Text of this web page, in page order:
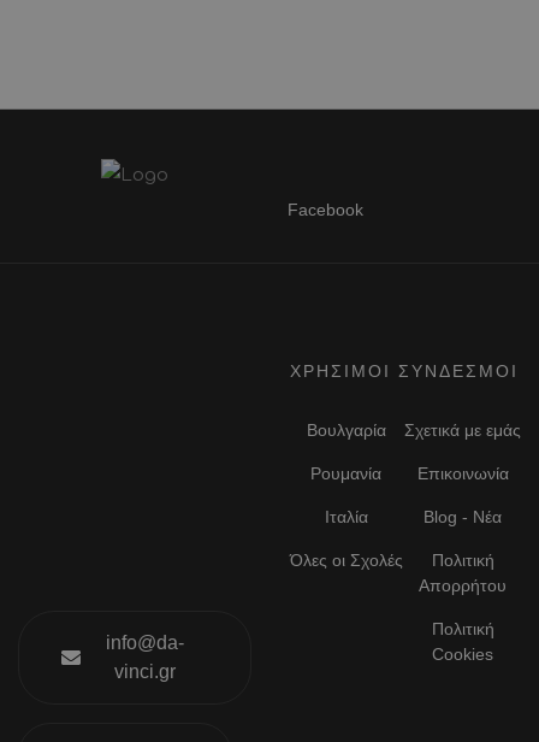
Facebook
info@da-
vinci.gr
ΧΡΗΣΙΜΟΙ ΣΥΝΔΕΣΜΟΙ
Βουλγαρία
Ρουμανία
Ιταλία
Όλες οι Σχολές
Σχετικά με εμάς
Επικοινωνία
Blog - Νέα
Πολιτική
Απορρήτου
Πολιτική
Cookies